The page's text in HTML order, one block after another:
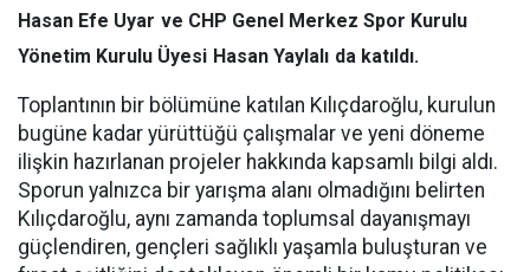
Hasan Efe Uyar ve CHP Genel Merkez Spor Kurulu
Yönetim Kurulu Üyesi Hasan Yaylalı da katıldı.
Toplantının bir bölümüne katılan Kılıçdaroğlu, kurulun
bugüne kadar yürüttüğü çalışmalar ve yeni döneme
ilişkin hazırlanan projeler hakkında kapsamlı bilgi aldı.
Sporun yalnızca bir yarışma alanı olmadığını belirten
Kılıçdaroğlu, aynı zamanda toplumsal dayanışmayı
güçlendiren, gençleri sağlıklı yaşamla buluşturan ve